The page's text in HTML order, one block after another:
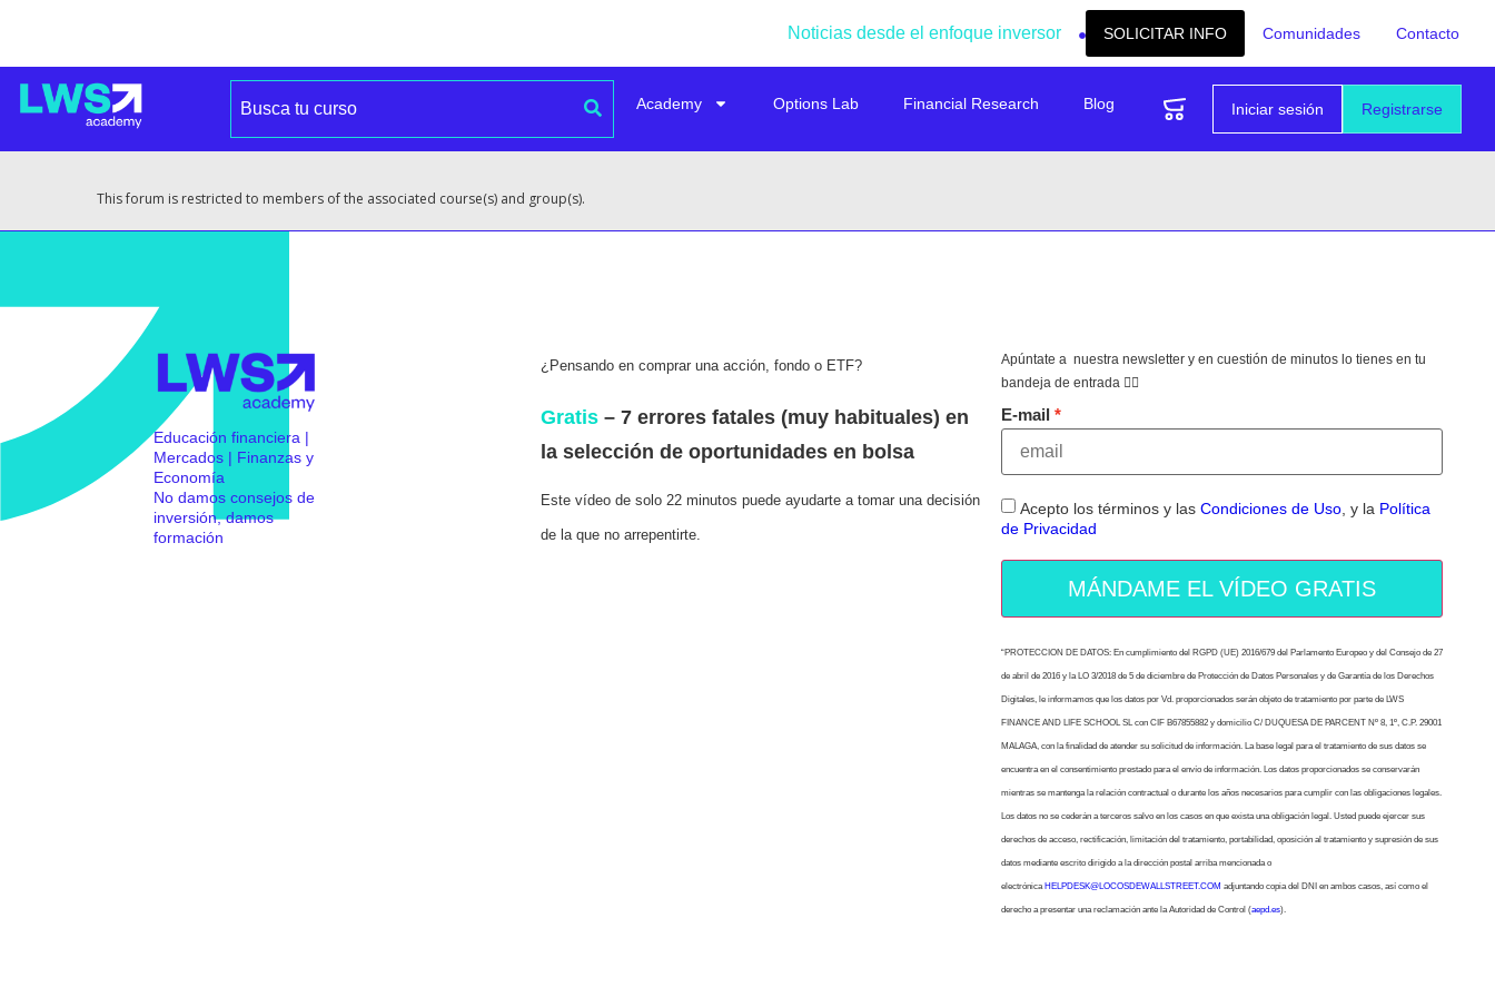
Noticias desde el enfoque inversor SOLICITAR INFO Comunidades Contacto
Registrarse
Iniciar sesión
Academy Options Lab Financial Research Blog
This forum is restricted to members of the associated course(s) and group(s).
Educación financiera |
Mercados | Finanzas y
Economía
No damos consejos de
inversión, damos
formación
¿Pensando en comprar una acción, fondo o ETF?
Gratis– 7 errores fatales (muy habituales) en
la selección de oportunidades en bolsa
Este vídeo de solo 22 minutos puede ayudarte a tomar una decisión
de la que no arrepentirte.
Apúntate a nuestra newsletter y en cuestión de minutos lo tienes en tu
bandeja de entrada 👇🏻
E-mail
Acepto los términos y las Condiciones de Uso, y la Política
de Privacidad
MÁNDAME EL VÍDEO GRATIS
“PROTECCION DE DATOS: En cumplimiento del RGPD (UE) 2016/679 del Parlamento Europeo y del Consejo de 27
de abril de 2016 y la LO 3/2018 de 5 de diciembre de Protección de Datos Personales y de Garantía de los Derechos
Digitales, le informamos que los datos por Vd. proporcionados serán objeto de tratamiento por parte de LWS
FINANCE AND LIFE SCHOOL SL con CIF B67855882 y domicilio C/ DUQUESA DE PARCENT Nº 8, 1º, C.P. 29001
MALAGA, con la finalidad de atender su solicitud de información. La base legal para el tratamiento de sus datos se
encuentra en el consentimiento prestado para el envío de información. Los datos proporcionados se conservarán
mientras se mantenga la relación contractual o durante los años necesarios para cumplir con las obligaciones legales.
Los datos no se cederán a terceros salvo en los casos en que exista una obligación legal. Usted puede ejercer sus
derechos de acceso, rectificación, limitación del tratamiento, portabilidad, oposición al tratamiento y supresión de sus
datos mediante escrito dirigido a la dirección postal arriba mencionada o
electrónica HELPDESK@LOCOSDEWALLSTREET.COM adjuntando copia del DNI en ambos casos, así como el
derecho a presentar una reclamación ante la Autoridad de Control (aepd.es).